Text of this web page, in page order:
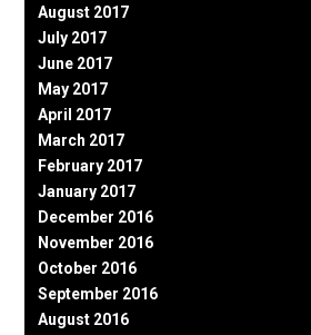
August 2017
July 2017
June 2017
May 2017
April 2017
March 2017
February 2017
January 2017
December 2016
November 2016
October 2016
September 2016
August 2016